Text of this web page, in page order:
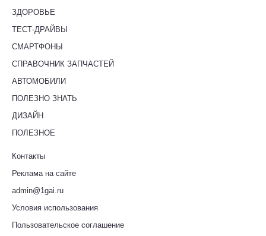
ЗДОРОВЬЕ
ТЕСТ-ДРАЙВЫ
СМАРТФОНЫ
СПРАВОЧНИК ЗАПЧАСТЕЙ
АВТОМОБИЛИ
ПОЛЕЗНО ЗНАТЬ
ДИЗАЙН
ПОЛЕЗНОЕ
Контакты
Реклама на сайте
admin@1gai.ru
Условия использования
Пользовательское соглашение